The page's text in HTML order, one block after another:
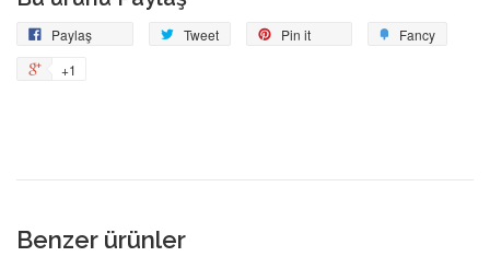
Paylaş
Facebook'ta Tweet Tweetle Pin it Fancy
+1
Benzer ürünler